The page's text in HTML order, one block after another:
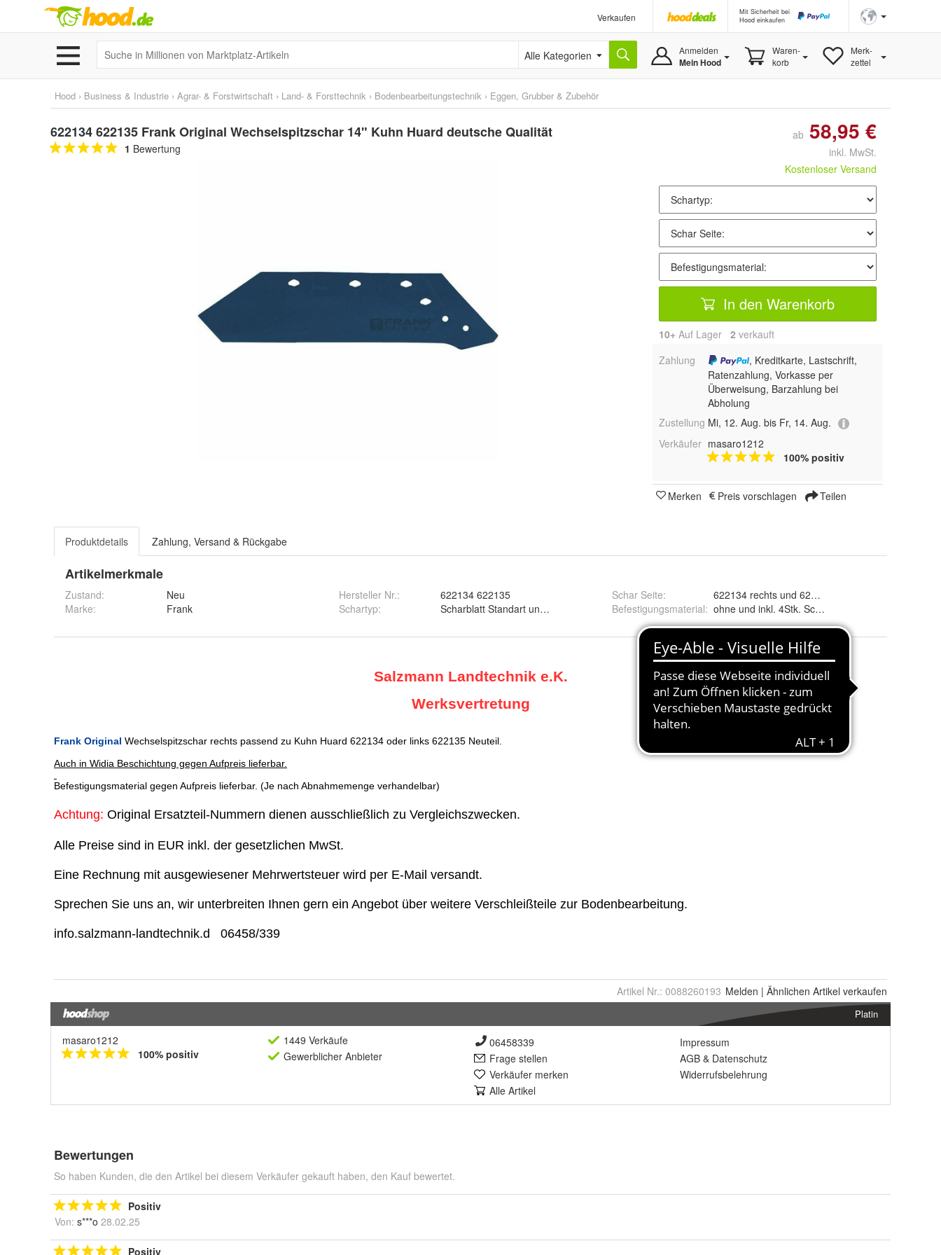
Verkaufen
Mit Sicherheit bei
Hood einkaufen
Alle Kategorien Anmelden
Mein Hood
Waren-
korb
Merk-
zettel
Hood › Business & Industrie › Agrar- & Forstwirtschaft › Land- & Forsttechnik › Bodenbearbeitungstechnik › Eggen, Grubber & Zubehör
622134 622135 Frank Original Wechselspitzschar 14" Kuhn Huard deutsche Qualität
1 Bewertung
ab 58,95 €
inkl. MwSt.
Kostenloser Versand
In den Warenkorb
10+ Auf Lager 2 verkauft
Zahlung
, Kreditkarte, Lastschrift,
Ratenzahlung, Vorkasse per
Überweisung, Barzahlung bei
Abholung
Zustellung Mi, 12. Aug. bis Fr, 14. Aug.
Verkäufer masaro1212
100% positiv
Merken Preis vorschlagen Teilen
Produktdetails Zahlung, Versand & Rückgabe
Artikelmerkmale
Zustand:
Neu
Marke:
Frank
Hersteller Nr.:
622134 622135
Schartyp: Scharblatt Standart und Scharblatt Widia beschichtet
Schar Seite:
622134 rechts und 622135 links
Befestigungsmaterial: ohne und inkl. 4Stk. Schraub pro Schar
Artikel Nr.: 0088260193 Melden | Ähnlichen Artikel verkaufen
Platin
masaro1212
100% positiv
1449 Verkäufe
Gewerblicher Anbieter
06458339
Frage stellen
Verkäufer merken
Alle Artikel
Impressum
AGB & Datenschutz
Widerrufsbelehrung
Bewertungen
So haben Kunden, die den Artikel bei diesem Verkäufer gekauft haben, den Kauf bewertet.
Positiv
Von: s***o 28.02.25
Positiv